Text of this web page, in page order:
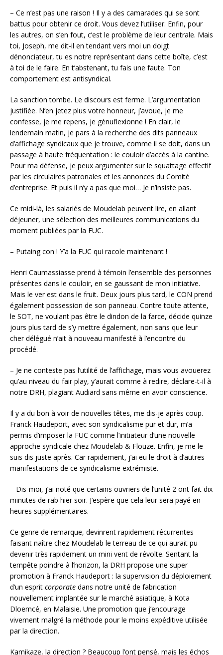
– Ce n’est pas une raison ! Il y a des camarades qui se sont
battus pour obtenir ce droit. Vous devez l’utiliser. Enfin, pour
les autres, on s’en fout, c’est le problème de leur centrale. Mais
toi, Joseph, me dit-il en tendant vers moi un doigt
dénonciateur, tu es notre représentant dans cette boîte, c’est
à toi de le faire. En t’abstenant, tu fais une faute. Ton
comportement est antisyndical.
La sanction tombe. Le discours est ferme. L’argumentation
justifiée. N’en jetez plus votre honneur, j’avoue, je me
confesse, je me repens, je génuflexionne ! En clair, le
lendemain matin, je pars à la recherche des dits panneaux
d’affichage syndicaux que je trouve, comme il se doit, dans un
passage à haute fréquentation : le couloir d’accès à la cantine.
Pour ma défense, je peux argumenter sur le squattage effectif
par les circulaires patronales et les annonces du Comité
d’entreprise. Et puis il n’y a pas que moi… Je n’insiste pas.
Ce midi-là, les salariés de Moudelab peuvent lire, en allant
déjeuner, une sélection des meilleures communications du
moment publiées par la FUC.
– Putaing con ! Y’a la FUC qui racole maintenant !
Henri Caumassiasse prend à témoin l’ensemble des personnes
présentes dans le couloir, en se gaussant de mon initiative.
Mais le ver est dans le fruit. Deux jours plus tard, le CON prend
également possession de son panneau. Contre toute attente,
le SOT, ne voulant pas être le dindon de la farce, décide quinze
jours plus tard de s’y mettre également, non sans que leur
cher délégué n’ait à nouveau manifesté à l’encontre du
procédé.
– Je ne conteste pas l’utilité de l’affichage, mais vous avouerez
qu’au niveau du fair play, y’aurait comme à redire, déclare-t-il à
notre DRH, plagiant Audiard sans même en avoir conscience.
Il y a du bon à voir de nouvelles têtes, me dis-je après coup.
Franck Haudeport, avec son syndicalisme pur et dur, m’a
permis d’imposer la FUC comme l’initiateur d’une nouvelle
approche syndicale chez Moudelab & Flouze. Enfin, je me le
suis dis juste après. Car rapidement, j’ai eu le droit à d’autres
manifestations de ce syndicalisme extrémiste.
– Dis-moi, j’ai noté que certains ouvriers de l’unité 2 ont fait dix
minutes de rab hier soir. J’espère que cela leur sera payé en
heures supplémentaires.
Ce genre de remarque, devinrent rapidement récurrentes
faisant naître chez Moudelab le terreau de ce qui aurait pu
devenir très rapidement un mini vent de révolte. Sentant la
tempête poindre à l’horizon, la DRH propose une super
promotion à Franck Haudeport : la supervision du déploiement
d’un esprit corporate dans notre unité de fabrication
nouvellement implantée sur le marché asiatique, à Kota
Dloemcé, en Malaisie. Une promotion que j’encourage
vivement malgré la méthode pour le moins expéditive utilisée
par la direction.
Kamikaze, la direction ? Beaucoup l’ont pensé, mais les échos